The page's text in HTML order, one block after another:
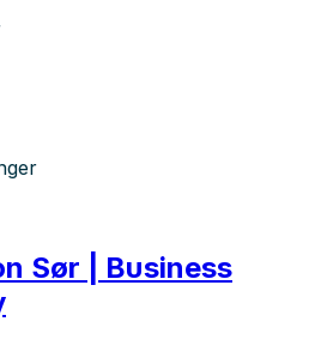
Sør | Business